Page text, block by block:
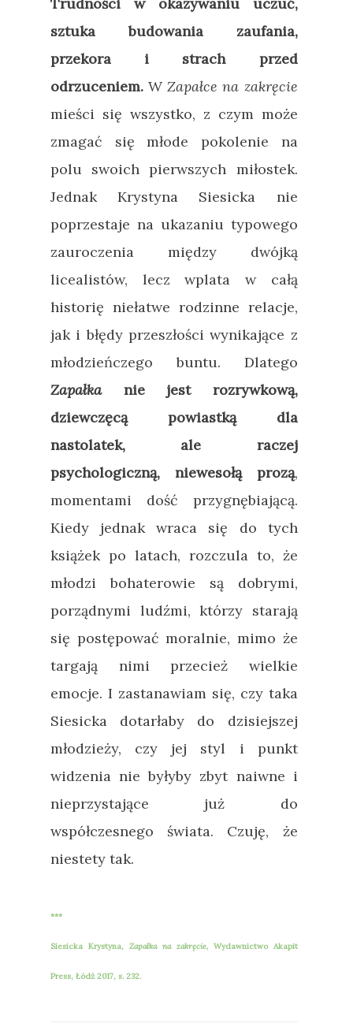
sztuka budowania zaufania,
przekora i strach przed
odrzuceniem. WZapałce na zakręcie
mieści się wszystko, z czym może
zmagać się młode pokolenie na
polu swoich pierwszych miłostek.
Jednak Krystyna Siesicka nie
poprzestaje na ukazaniu typowego
zauroczenia między dwójką
licealistów, lecz wplata w całą
historię niełatwe rodzinne relacje,
jak i błędy przeszłości wynikające z
młodzieńczego buntu. Dlatego
Zapałka nie jest rozrywkową,
dziewczęcą powiastką dla
nastolatek, ale raczej
psychologiczną, niewesołą prozą,
momentami dość przygnębiającą.
Kiedy jednak wraca się do tych
książek po latach, rozczula to, że
młodzi bohaterowie są dobrymi,
porządnymi ludźmi, którzy starają
się postępować moralnie, mimo że
targają nimi przecież wielkie
emocje. I zastanawiam się, czy taka
Siesicka dotarłaby do dzisiejszej
młodzieży, czy jej styl i punkt
widzenia nie byłyby zbyt naiwne i
nieprzystające już do
współczesnego świata. Czuję, że
niestety tak.
***
Siesicka Krystyna, Zapałka na zakręcie,Wydawnictwo Akapit
Press, Łódź 2017, s. 232.